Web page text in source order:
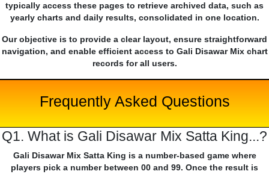
typically access these pages to retrieve archived data, such as
yearly charts and daily results, consolidated in one location.
Our objective is to provide a clear layout, ensure straightforward
navigation, and enable efficient access to Gali Disawar Mix chart
records for all users.
Frequently Asked Questions
Q1. What is Gali Disawar Mix Satta King...?
Gali Disawar Mix Satta King is a number-based game where
players pick a number between 00 and 99. Once the result is